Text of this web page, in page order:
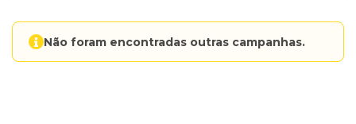
Não foram encontradas outras campanhas.